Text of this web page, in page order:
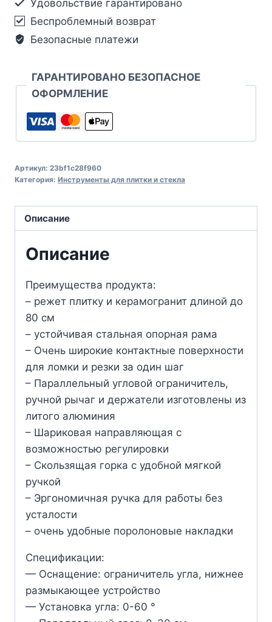
Удовольствие гарантировано
Беспроблемный возврат
Безопасные платежи
ГАРАНТИРОВАНО БЕЗОПАСНОЕ
ОФОРМЛЕНИЕ
Артикул: 23bf1c28f960
Категория: Инструменты для плитки и стекла
Описание
Описание
Преимущества продукта:
– режет плитку и керамогранит длиной до
80 см
– устойчивая стальная опорная рама
– Очень широкие контактные поверхности
для ломки и резки за один шаг
– Параллельный угловой ограничитель,
ручной рычаг и держатели изготовлены из
литого алюминия
– Шариковая направляющая с
возможностью регулировки
– Скользящая горка с удобной мягкой
ручкой
– Эргономичная ручка для работы без
усталости
– очень удобные поролоновые накладки
Спецификации:
— Оснащение: ограничитель угла, нижнее
размыкающее устройство
— Установка угла: 0-60 °